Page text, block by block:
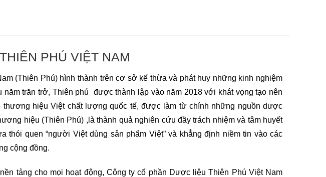
PHÚ VIỆT NAM
(Thiên Phú) hình thành trên cơ sở kế thừa và phát huy những kinh nghiệm
trăn trở, Thiên phú  được thành lập vào năm 2018 với khát vọng tạo nên
thương hiệu Việt chất lượng quốc tế, được làm từ chính những nguồn dược
hiệu (Thiên Phú) ,là thành quả nghiên cứu đầy trách nhiệm và tâm huyết
thói quen “người Việt dùng sản phẩm Việt” và khẳng định niềm tin vào các
cộng đồng.
tảng cho mọi hoạt động, Công ty cổ phần Dược liệu Thiên Phú Việt Nam